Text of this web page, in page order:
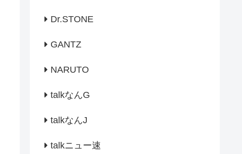
Dr.STONE
GANTZ
NARUTO
talkなんG
talkなんJ
talkニュー速